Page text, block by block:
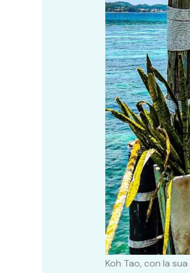
Koh Tao, con la